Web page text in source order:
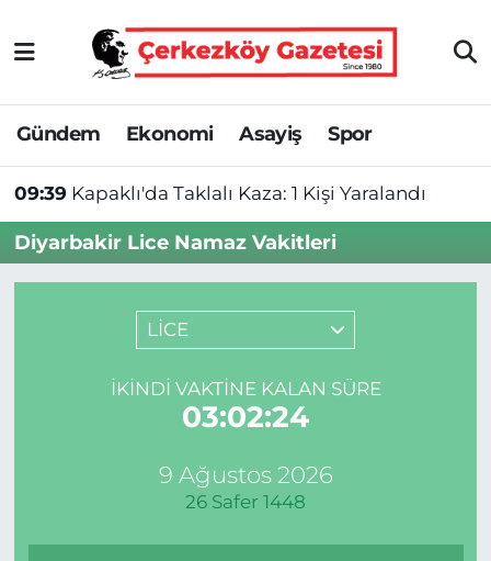
Gündem Ekonomi Asayiş Spor
09:39 Kapaklı'da Taklalı Kaza: 1 Kişi Yaralandı
Diyarbakir Lice Namaz Vakitleri
LİCE
İKINDI VAKTINE KALAN SÜRE
03:02:24
9 Ağustos 2026
26 Safer 1448
Asayiş
Ekonomi
Gündem
Haber
Kültür&Sanat
Tekirdağ Nöbetçi Eczaneler
Tekirdağ Hava Durumu
Tekirdağ Namaz Vakitleri
Tekirdağ Trafik Yoğunluk Haritası
Süper Lig Puan Durumu ve Fikstür
Son Dakika Haberleri
Haber Arşivi